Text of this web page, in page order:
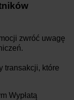
zwróć uwagę
transakcji, które
Wypłatą